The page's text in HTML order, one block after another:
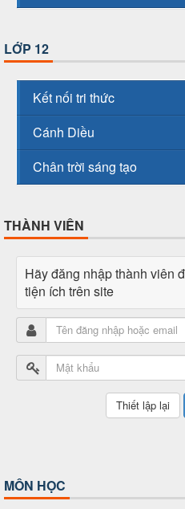
LỚP 12
Kết nối tri thức
Cánh Diều
Chân trời sáng tạo
THÀNH VIÊN
Hãy đăng nhập thành viên
tiện ích trên site
MÔN HỌC